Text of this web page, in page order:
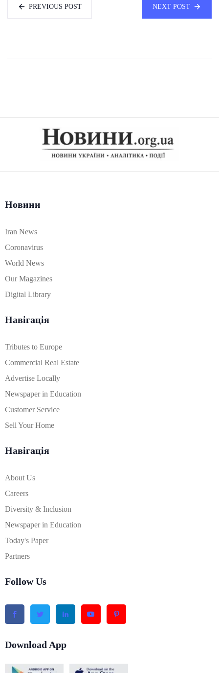
PREVIOUS POST NEXT POST
Новини
Iran News
Coronavirus
World News
Our Magazines
Digital Library
Навігація
Tributes to Europe
Commercial Real Estate
Advertise Locally
Newspaper in Education
Customer Service
Sell Your Home
Навігація
About Us
Careers
Diversity & Inclusion
Newspaper in Education
Today's Paper
Partners
Follow Us
Download App